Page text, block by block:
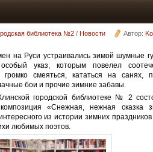
библиотека №2 /Новости Автор:
на Руси устраивались зимой шумные
указ, которым повелел
смеяться, кататься на санях,
бои и прочие зимние забавы.
городской библиотеке № 2
«Снежная, нежная сказка
из истории зимних
любимых поэтов.